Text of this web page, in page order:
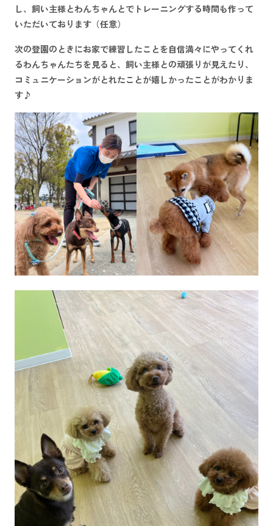
し、飼い主様とわんちゃんとでトレーニングする時間も作って
いただいております（任意）
次の登園のときにお家で練習したことを自信満々にやってくれ
るわんちゃんたちを見ると、飼い主様との頑張りが見えたり、
コミュニケーションがとれたことが嬉しかったことがわかりま
す♪